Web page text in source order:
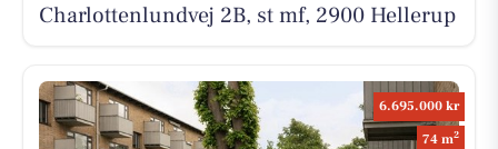
Charlottenlundvej 2B, st mf, 2900 Hellerup
6.695.000 kr
74 m2